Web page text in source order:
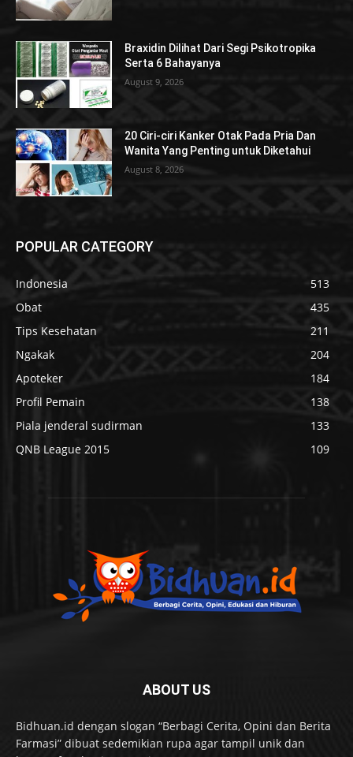
Braxidin Dilihat Dari Segi Psikotropika
Serta 6 Bahayanya
August 9, 2026
20 Ciri-ciri Kanker Otak Pada Pria Dan
Wanita Yang Penting untuk Diketahui
August 8, 2026
POPULAR CATEGORY
Indonesia
513
Obat
435
Tips Kesehatan
211
Ngakak
204
Apoteker
184
Profil Pemain
138
Piala jenderal sudirman
133
QNB League 2015
109
ABOUT US
Bidhuan.id dengan slogan “Berbagi Cerita, Opini dan Berita
Farmasi” dibuat sedemikian rupa agar tampil unik dan